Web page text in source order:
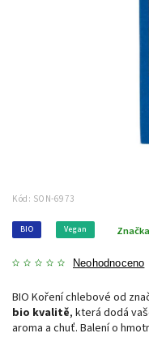
Kód: SON-6973
BIO Vegan
Neohodnoceno
BIO Koření chlebové od
bio kvalitě, která dodá
aroma a chuť. Balení o